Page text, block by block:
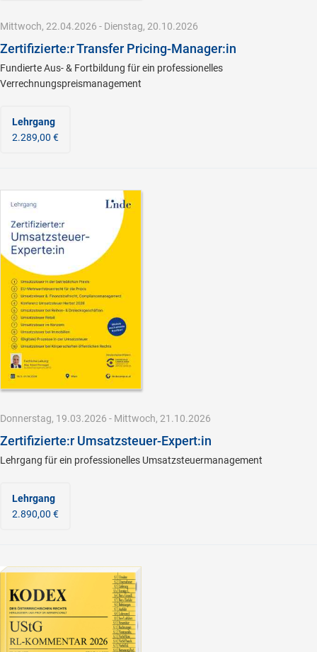
Mittwoch, 22.04.2026 - Dienstag, 20.10.2026
Zertifizierte:r Transfer Pricing-Manager:in
Fundierte Aus- & Fortbildung für ein professionelles
Verrechnungspreismanagement
Lehrgang
2.289,00 €
Donnerstag, 19.03.2026 - Mittwoch, 21.10.2026
Zertifizierte:r Umsatzsteuer-Expert:in
Lehrgang für ein professionelles Umsatzsteuermanagement
Lehrgang
2.890,00 €